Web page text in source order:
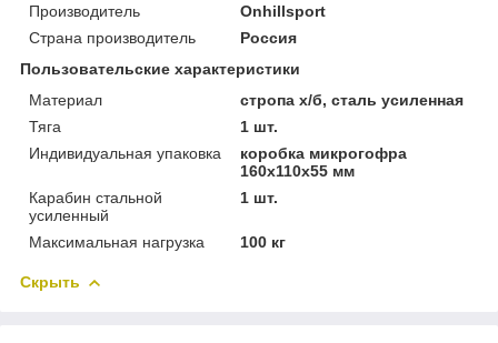
Производитель
Onhillsport
Страна производитель
Россия
Пользовательские характеристики
Материал
стропа х/б, сталь усиленная
Тяга
1 шт.
Индивидуальная упаковка
коробка микрогофра
160x110x55 мм
Карабин стальной
усиленный
1 шт.
Максимальная нагрузка 100 кг
Скрыть